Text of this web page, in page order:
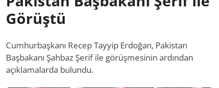
Görüştü
Cumhurbaşkanı Recep Tayyip Erdoğan, Pakistan
Başbakanı Şahbaz Şerif ile görüşmesinin ardından
açıklamalarda bulundu.